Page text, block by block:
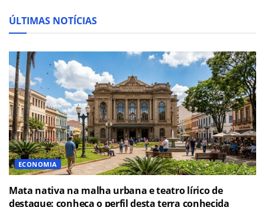
ÚLTIMAS NOTÍCIAS
ECONOMIA
Mata nativa na malha urbana e teatro lírico de
destaque: conheça o perfil desta terra conhecida